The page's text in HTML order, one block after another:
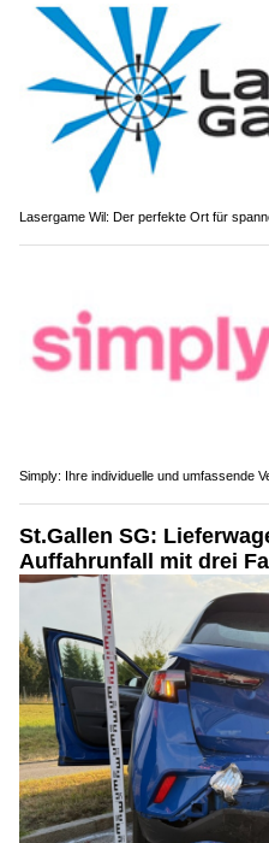
Lasergame Wil: Der perfekte Ort für
Simply: Ihre individuelle und umfassende
St.Gallen SG:
Auffahrunfall mit drei